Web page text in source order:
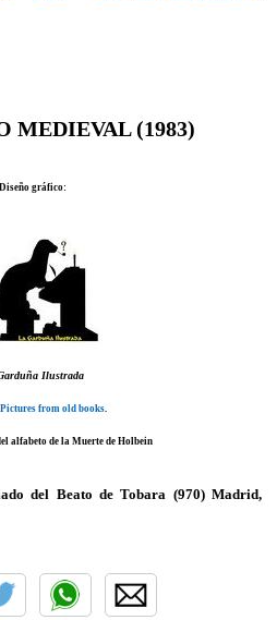
MEDIEVAL (1983)
Diseño gráfico:
Ilustrada
from old books
alfabeto de la Muerte de Holbein
del Beato de Tobara (970) Madrid,